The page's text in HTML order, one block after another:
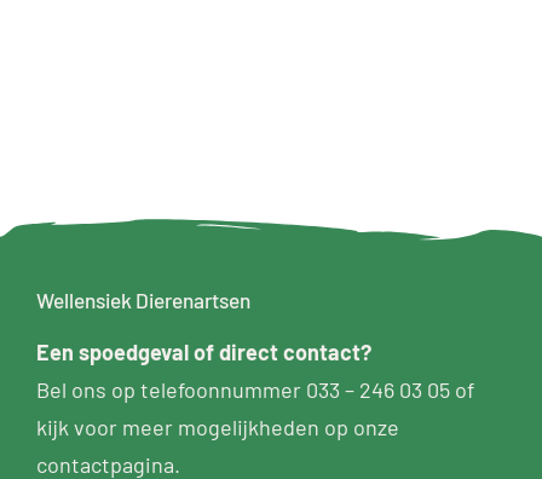
Wellensiek Dierenartsen
Een spoedgevalof direct contact?
Bel ons op telefoonnummer 033 – 246 03 05 of
kijk voor meer mogelijkheden op onze
contactpagina.